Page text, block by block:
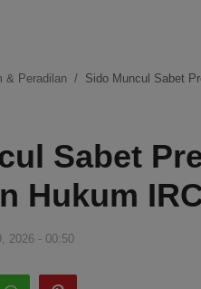
& Peradilan Sido Muncul Sabet
Sabet
Hukum
2026 - 00:50